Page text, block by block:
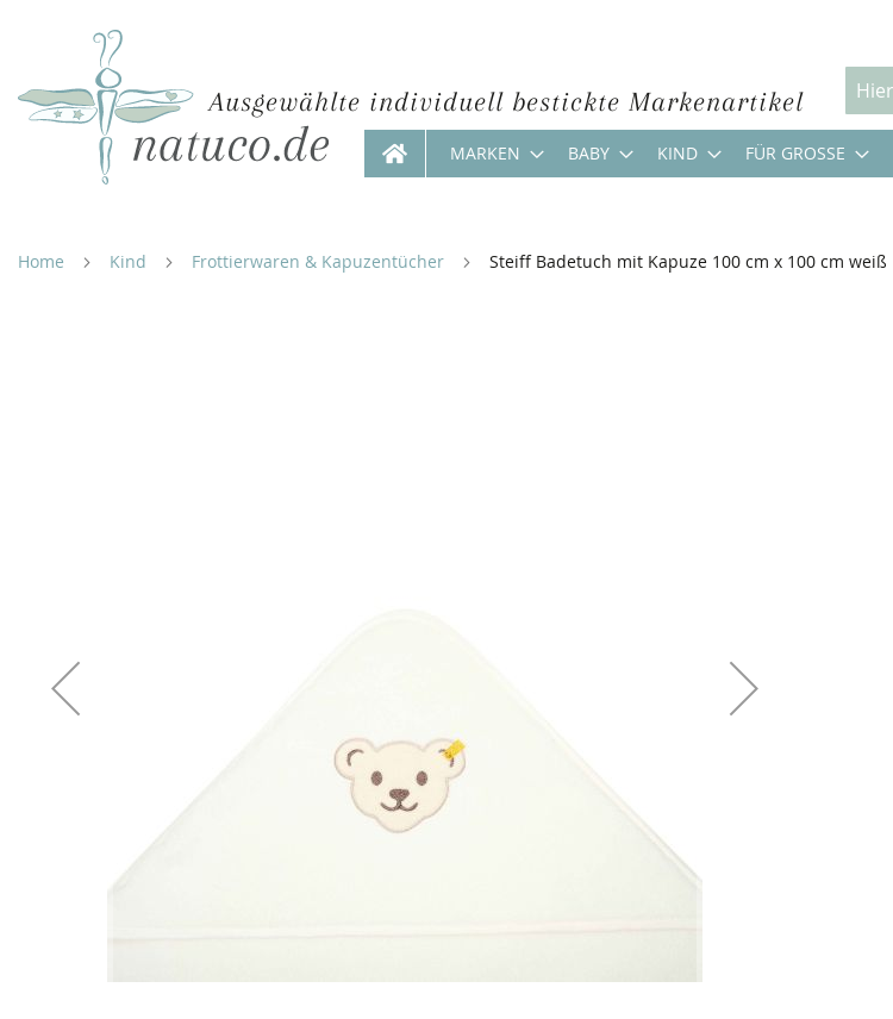
Ausgewählte individuell bestickte Markenartikel Suche
MARKEN BABY KIND FÜR GROSSE
Inhalt
Home Kind Frottierwaren & Kapuzentücher Steiff Badetuch mit Kapuze 100 cm x 100 cm weiß